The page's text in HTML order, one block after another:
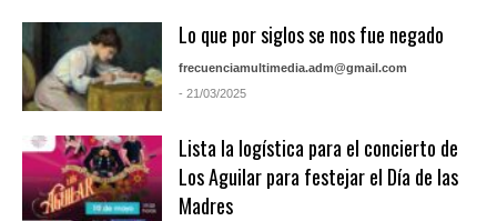
Lo que por siglos se nos fue negado
frecuenciamultimedia.adm@gmail.com
- 21/03/2025
Lista la logística para el concierto de
Los Aguilar para festejar el Día de las
Madres